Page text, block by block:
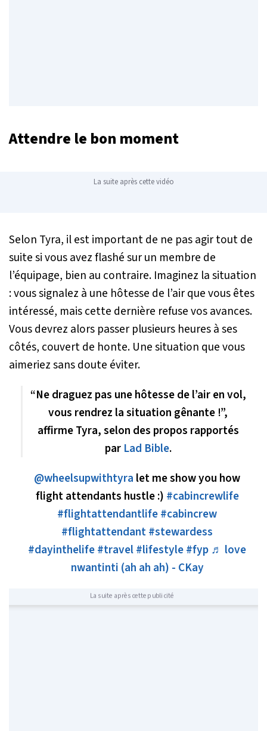
Attendre le bon moment
La suite après cette vidéo
Selon Tyra, il est important de ne pas agir tout de
suite si vous avez flashé sur un membre de
l’équipage, bien au contraire. Imaginez la situation
: vous signalez à une hôtesse de l’air que vous êtes
intéressé, mais cette dernière refuse vos avances.
Vous devrez alors passer plusieurs heures à ses
côtés, couvert de honte. Une situation que vous
aimeriez sans doute éviter.
“Ne draguez pas une hôtesse de l’air en vol,
vous rendrez la situation gênante !”,
affirme Tyra, selon des propos rapportés
par Lad Bible.
@wheelsupwithtyra let me show you how
flight attendants hustle :) #cabincrewlife
#flightattendantlife#cabincrew
#flightattendant#stewardess
#dayinthelife#travel#lifestyle#fyp ♬ love
nwantinti (ah ah ah) - CKay
La suite après cette publicité